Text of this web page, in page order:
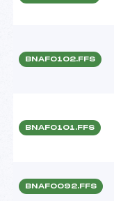
BNAF0102.FFS
BNAF0101.FFS
BNAF0092.FFS